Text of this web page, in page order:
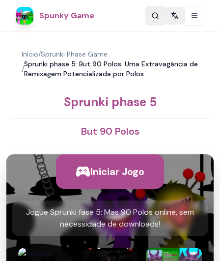
Spunky Game Change
Início/Sprunki Phase Game
/
Sprunki phase 5: But 90 Polos: Uma Extravagância de
Remixagem Potencializada por Polos
Sprunki phase 5
But 90 Polos
Iniciar Jogo
Jogue Sprunki fase 5: Mas 90 Polos online, sem
necessidade de downloads!